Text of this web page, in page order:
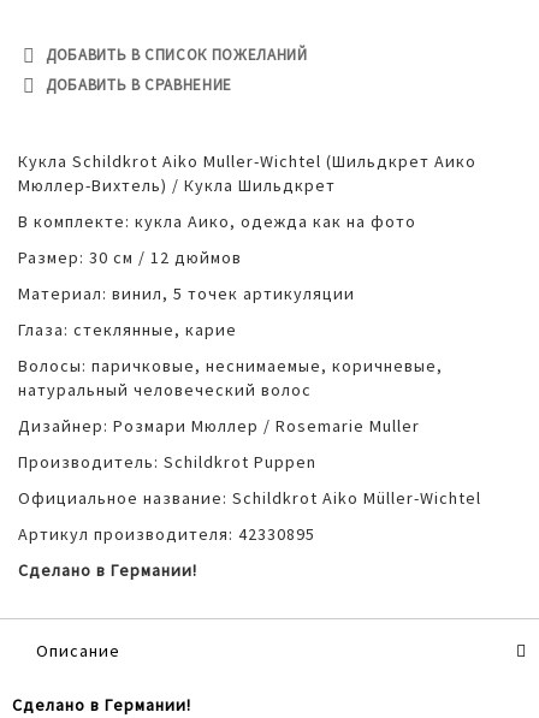
ДОБАВИТЬ В СПИСОК ПОЖЕЛАНИЙ
ДОБАВИТЬ В СРАВНЕНИЕ
Кукла Schildkrot Aiko Muller-Wichtel (Шильдкрет Аико
Мюллер-Вихтель) / Кукла Шильдкрет
В комплекте: кукла Аико, одежда как на фото
Размер: 30 см / 12 дюймов
Материал: винил, 5 точек артикуляции
Глаза: стеклянные, карие
Волосы: паричковые, неснимаемые, коричневые,
натуральный человеческий волос
Дизайнер: Розмари Мюллер / Rosemarie Muller
Производитель: Schildkrot Puppen
Официальное название: Schildkrot Aiko Müller-Wichtel
Артикул производителя: 42330895
Сделано в Германии!
Описание
Сделано в Германии!